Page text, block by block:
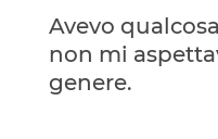
Avevo
non mi
genere.